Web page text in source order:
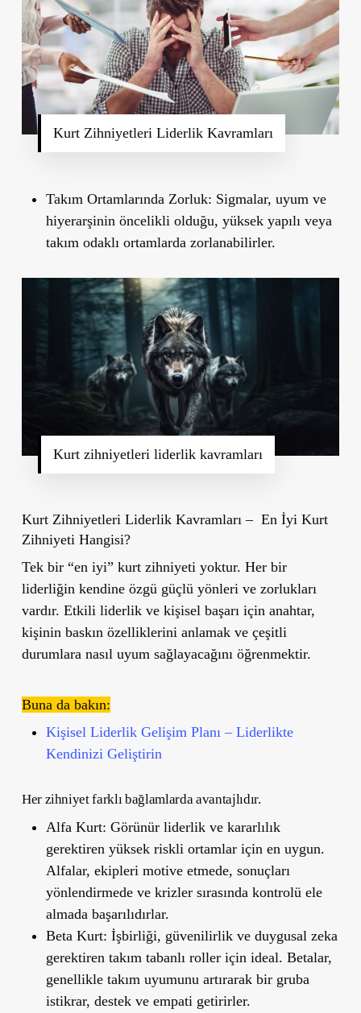
Kurt Zihniyetleri Liderlik Kavramları
Takım Ortamlarında Zorluk: Sigmalar, uyum ve
hiyerarşinin öncelikli olduğu, yüksek yapılı veya
takım odaklı ortamlarda zorlanabilirler.
Kurt zihniyetleri liderlik kavramları
Kurt Zihniyetleri Liderlik Kavramları – En İyi Kurt
Zihniyeti Hangisi?
Tek bir “en iyi” kurt zihniyeti yoktur. Her bir
liderliğin kendine özgü güçlü yönleri ve zorlukları
vardır. Etkili liderlik ve kişisel başarı için anahtar,
kişinin baskın özelliklerini anlamak ve çeşitli
durumlara nasıl uyum sağlayacağını öğrenmektir.
Buna da bakın:
Kişisel Liderlik Gelişim Planı – Liderlikte
Kendinizi Geliştirin
Her zihniyet farklı bağlamlarda avantajlıdır.
Alfa Kurt: Görünür liderlik ve kararlılık
gerektiren yüksek riskli ortamlar için en uygun.
Alfalar, ekipleri motive etmede, sonuçları
yönlendirmede ve krizler sırasında kontrolü ele
almada başarılıdırlar.
Beta Kurt: İşbirliği, güvenilirlik ve duygusal zeka
gerektiren takım tabanlı roller için ideal. Betalar,
genellikle takım uyumunu artırarak bir gruba
istikrar, destek ve empati getirirler.